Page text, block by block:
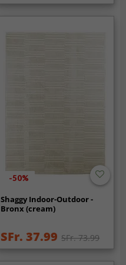
-50%
Shaggy Indoor-Outdoor -
Bronx (cream)
SFr. 37.99 SFr. 73.99